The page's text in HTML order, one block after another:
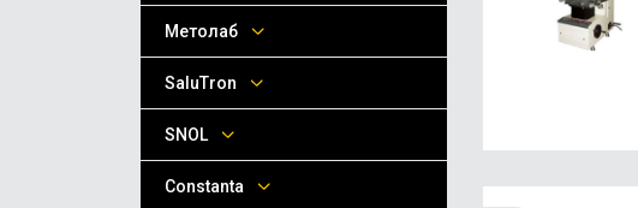
Метолаб
SaluTron
SNOL
Сonstanta